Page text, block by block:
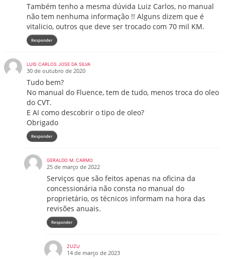
Também tenho a mesma dúvida Luiz Carlos, no manual
não tem nenhuma informação !! Alguns dizem que é
vitalicio, outros que deve ser trocado com 70 mil KM.
Responder
LUIS CARLOS JOSE DA SILVA
30 de outubro de 2020
Tudo bem?
No manual do Fluence, tem de tudo, menos troca do oleo
do CVT.
E AI como descobrir o tipo de oleo?
Obrigado
Responder
GERALDO M. CARMO
25 de março de 2022
Serviços que são feitos apenas na oficina da
concessionária não consta no manual do
proprietário, os técnicos informam na hora das
revisões anuais.
Responder
ZUZU
14 de março de 2023